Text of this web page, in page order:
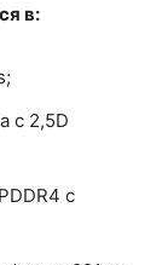
в:
с 2,5D
с